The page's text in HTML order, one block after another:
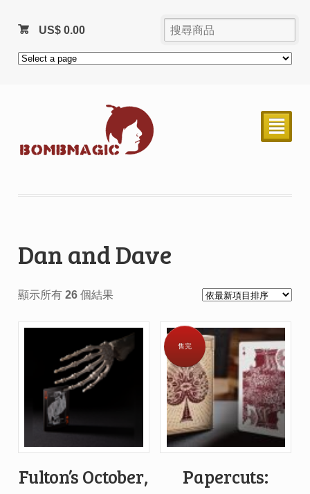
US$0.00
²
Dan and Dave
顯示所有 26 個結果
Fulton’s October,
售完
Papercuts: